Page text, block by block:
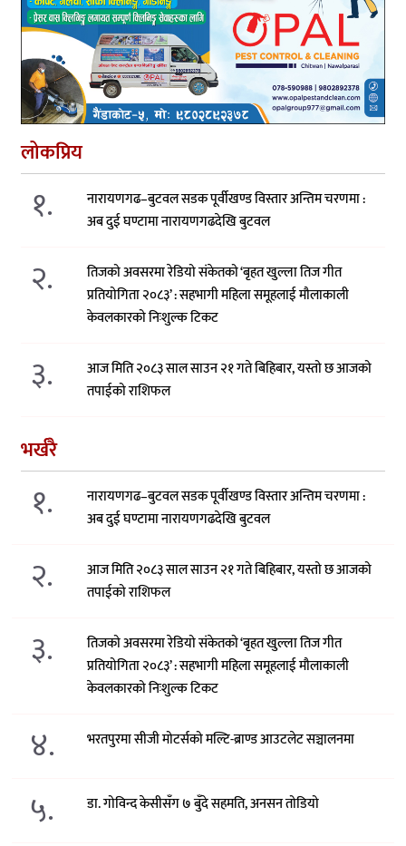
लोकप्रिय
१.
नारायणगढ–बुटवल सडक पूर्वीखण्ड विस्तार अन्तिम चरणमा :
अब दुई घण्टामा नारायणगढदेखि बुटवल
२.
तिजको अवसरमा रेडियो संकेतको ‘बृहत खुल्ला तिज गीत
प्रतियोगिता २०८३’ : सहभागी महिला समूहलाई मौलाकाली
केवलकारको निःशुल्क टिकट
३.
आज मिति २०८३ साल साउन २१ गते बिहिबार, यस्तो छ आजको
तपाईको राशिफल
भर्खरै
१.
नारायणगढ–बुटवल सडक पूर्वीखण्ड विस्तार अन्तिम चरणमा :
अब दुई घण्टामा नारायणगढदेखि बुटवल
२.
आज मिति २०८३ साल साउन २१ गते बिहिबार, यस्तो छ आजको
तपाईको राशिफल
३.
तिजको अवसरमा रेडियो संकेतको ‘बृहत खुल्ला तिज गीत
प्रतियोगिता २०८३’ : सहभागी महिला समूहलाई मौलाकाली
केवलकारको निःशुल्क टिकट
४. भरतपुरमा सीजी मोटर्सको मल्टि-ब्राण्ड आउटलेट सञ्चालनमा
५. डा. गोविन्द केसीसँग ७ बुँदे सहमति, अनसन तोडियो